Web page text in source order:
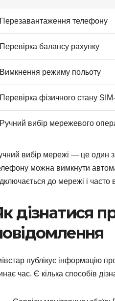
Перезавантаження телефону
Перевірка балансу рахунку
Вимкнення режиму польоту
Перевірка фізичного стану
Ручний вибір мережевого
вибір мережі — це один
можна вимкнути
до мережі і часто
дізнатися
публікує інформацію
час. Є кілька способів